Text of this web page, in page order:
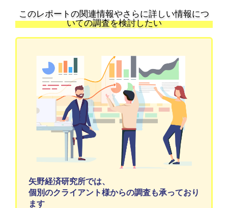
このレポートの関連情報やさらに詳しい情報につ
いての調査を検討したい
矢野経済研究所では、
個別のクライアント様からの調査も承っており
ます